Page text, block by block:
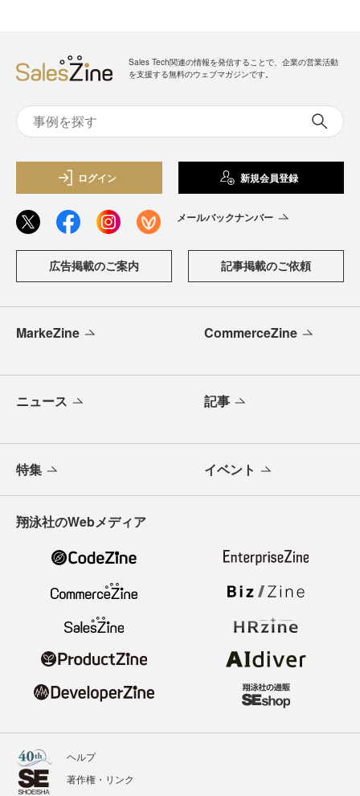
Sales Tech関連の情報を発信することで、企業の営業活動
を支援する無料のウェブマガジンです。
ログイン 新規会員登録
メールバックナンバー
広告掲載のご案内 記事掲載のご依頼
MarkeZine CommerceZine
ニュース 記事
特集 イベント
翔泳社のWebメディア
ヘルプ
著作権・リンク